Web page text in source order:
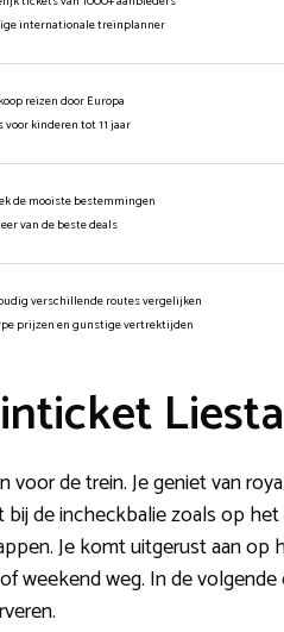
internationale treinplanner
reizen door Europa
voor kinderen tot 11 jaar
de mooiste bestemmingen
van de beste deals
verschillende routes vergelijken
prijzen en gunstige vertrektijden
voor de trein. Je geniet van
de incheckbalie zoals op
Je komt uitgerust aan
weekend weg. In de